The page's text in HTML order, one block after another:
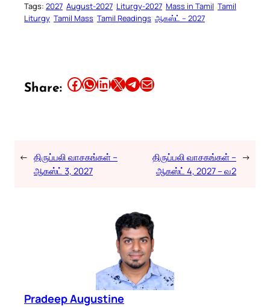
Tags: 2027 August-2027 Liturgy-2027 Mass in Tamil Tamil
Liturgy Tamil Mass Tamil Readings ஆகஸ்ட் – 2027
Share: Share this article on Facebook Share this article on WhatsApp Share this article on LinkedIn Share this article on X Share this article on TelegramEmail this Article
← திருப்பலி வாசகங்கள் –
ஆகஸ்ட் 3, 2027
திருப்பலி வாசகங்கள் –
ஆகஸ்ட் 4, 2027 – வ2
→
Pradeep Augustine